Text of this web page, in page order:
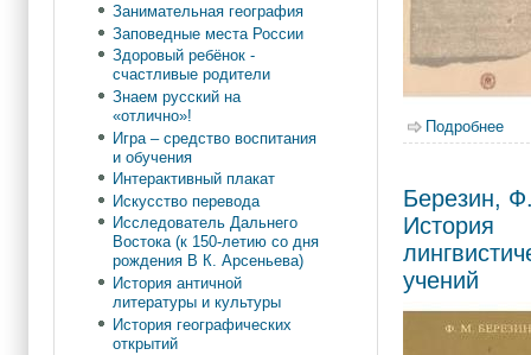
Подробнее
Березин,
История
учений
Занимательная география
Заповедные места России
Здоровый ребёнок -
счастливые родители
Знаем русский на
«отлично»!
Игра – средство воспитания
и обучения
Интерактивный плакат
Искусство перевода
Исследователь Дальнего
Востока (к 150-летию со дня
рождения В К. Арсеньева)
История античной
литературы и культуры
История географических
открытий